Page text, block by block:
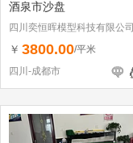
酒泉市沙盘
四川奕恒晖模型科技有限公司
￥ 3800.00/平米
四川-成都市